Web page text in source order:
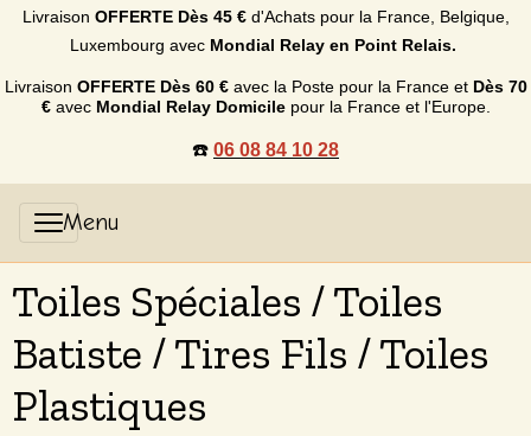
Livraison OFFERTE Dès 45 €d'Achats pour la France, Belgique,
Luxembourg avec Mondial Relay en Point Relais.
Livraison OFFERTE Dès 60 €avec la Poste pour la France et Dès 70
€avec Mondial Relay Domicilepour la France et l'Europe.
☎️ 06 08 84 10 28
Toiles Spéciales / Toiles
Batiste / Tires Fils / Toiles
Plastiques